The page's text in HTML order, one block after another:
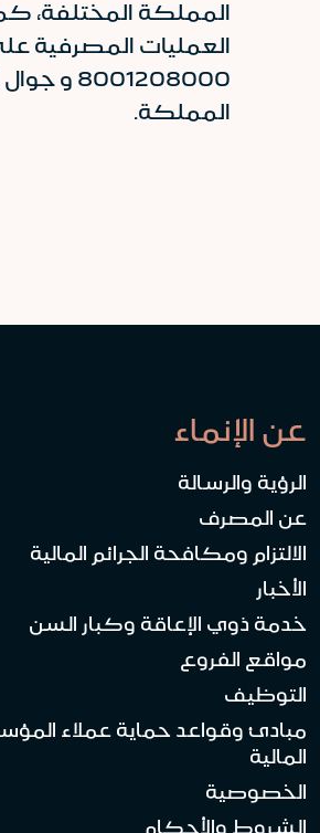
المملكة المختلفة،
العمليات المصرفية
المملكة.
عن الإنماء
الرؤية والرسالة
عن المصرف
الالتزام ومكافحة الجرائم المالية
الأخبار
خدمة ذوي الإعاقة وكبار السن
مواقع الفروع
التوظيف
مبادئ وقواعد حماية عملاء
المالية
الخصوصية
الشروط والأحكام